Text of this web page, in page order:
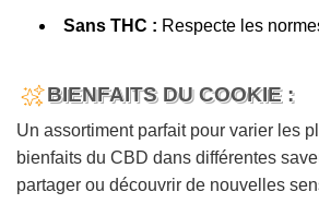
Sans THC : Respecte les
BIENFAITS DU COOKIE :
Un assortiment parfait pour varier les
bienfaits du CBD dans différentes
partager ou découvrir de nouvelles